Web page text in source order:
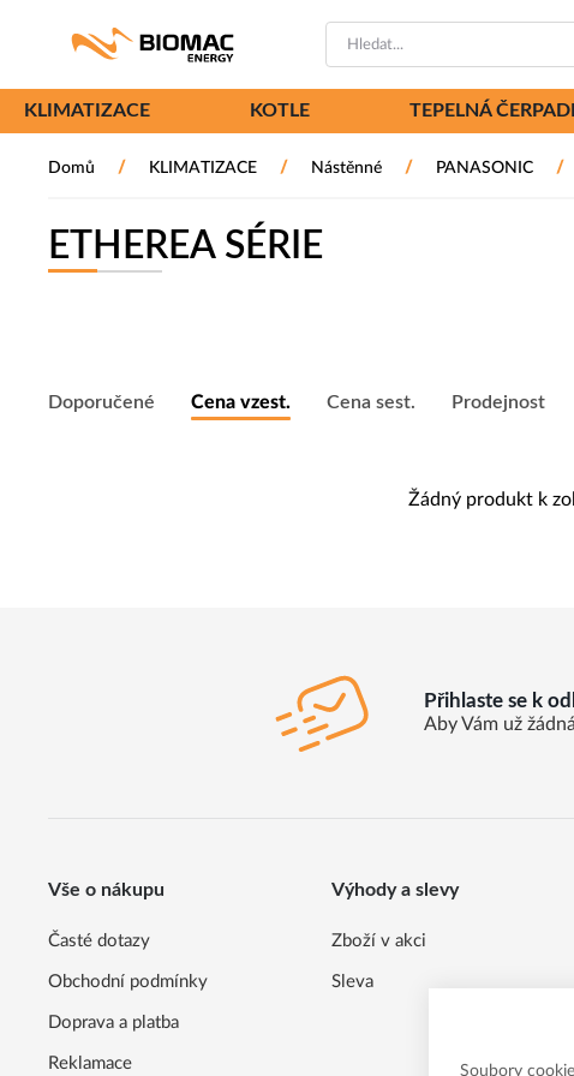
KLIMATIZACE KOTLE TEPELNÁ
Domů / KLIMATIZACE / Nástěnné / PANASONIC /
ETHEREA SÉRIE
Doporučené Cena vzest. Cena sest. Prodejnost
Žádný produkt k
Přihlaste se k
Aby Vám už
Vše o nákupu
Časté dotazy
Obchodní podmínky
Doprava a platba
Reklamace
Výhody a slevy
Zboží v akci
Sleva
Soubory